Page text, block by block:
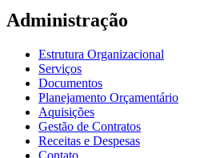
Administração
Estrutura Organizacional
Serviços
Documentos
Planejamento Orçamentário
Aquisições
Gestão de Contratos
Receitas e Despesas